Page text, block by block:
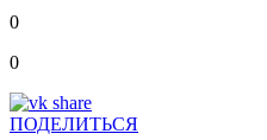
0
0
ПОДЕЛИТЬСЯ